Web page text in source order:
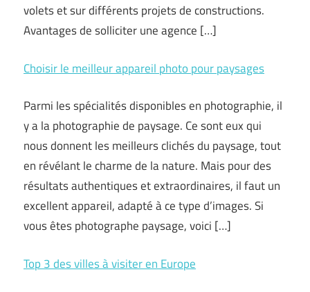
volets et sur différents projets de constructions.
Avantages de solliciter une agence […]
Choisir le meilleur appareil photo pour paysages
Parmi les spécialités disponibles en photographie, il
y a la photographie de paysage. Ce sont eux qui
nous donnent les meilleurs clichés du paysage, tout
en révélant le charme de la nature. Mais pour des
résultats authentiques et extraordinaires, il faut un
excellent appareil, adapté à ce type d’images. Si
vous êtes photographe paysage, voici […]
Top 3 des villes à visiter en Europe